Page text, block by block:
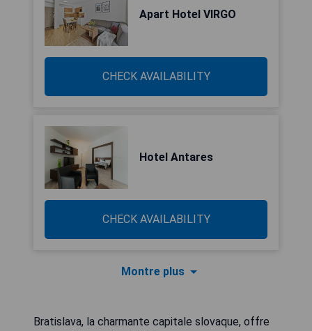
Apart Hotel VIRGO
CHECK AVAILABILITY
Hotel Antares
CHECK AVAILABILITY
Montre plus
Bratislava, la charmante capitale slovaque, offre